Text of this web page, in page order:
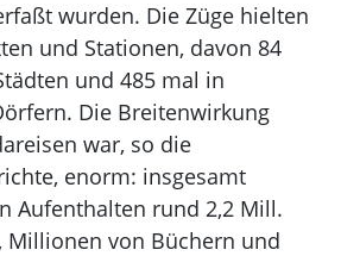
wurden. Die Züge hielten
und Stationen, davon 84
und 485 mal in
Die Breitenwirkung
war, so die
enorm: insgesamt
Aufenthalten rund 2,2 Mill.
Millionen von Büchern und